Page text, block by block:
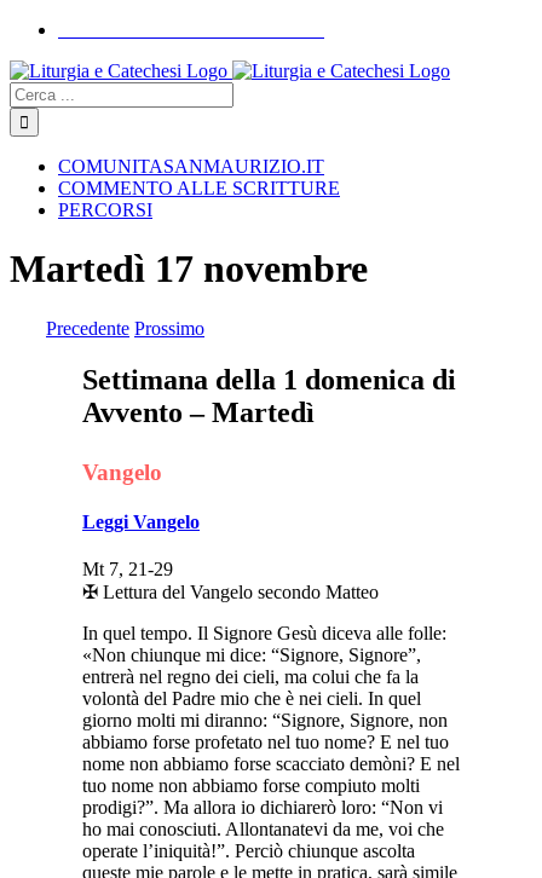
Skip
content
YouTube
Facebook
Instagram
Cerca
COMUNITASANMAURIZIO.IT
COMMENTO ALLE SCRITTURE
PERCORSI
Martedì 17 novembre
Precedente Prossimo
Settimana della 1 domenica di
Avvento – Martedì
Vangelo
Leggi Vangelo
Mt 7, 21-29
✠ Lettura del Vangelo secondo Matteo
In quel tempo. Il Signore Gesù diceva alle folle:
«Non chiunque mi dice: “Signore, Signore”,
entrerà nel regno dei cieli, ma colui che fa la
volontà del Padre mio che è nei cieli. In quel
giorno molti mi diranno: “Signore, Signore, non
abbiamo forse profetato nel tuo nome? E nel tuo
nome non abbiamo forse scacciato demòni? E nel
tuo nome non abbiamo forse compiuto molti
prodigi?”. Ma allora io dichiarerò loro: “Non vi
ho mai conosciuti. Allontanatevi da me, voi che
operate l’iniquità!”. Perciò chiunque ascolta
queste mie parole e le mette in pratica, sarà simile